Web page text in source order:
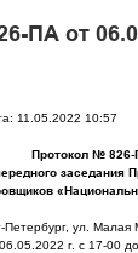
ПА от
11.05.2022 10:57
Протокол № 826-
заседания
Петербург, ул.
г. с 17-00